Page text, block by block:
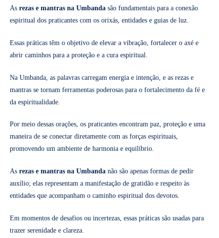
As rezas e mantras na Umbanda são fundamentais para a conexão
espiritual dos praticantes com os orixás, entidades e guias de luz.
Essas práticas têm o objetivo de elevar a vibração, fortalecer o axé e
abrir caminhos para a proteção e a cura espiritual.
Na Umbanda, as palavras carregam energia e intenção, e as rezas e
mantras se tornam ferramentas poderosas para o fortalecimento da fé e
da espiritualidade.
Por meio dessas orações, os praticantes encontram paz, proteção e uma
maneira de se conectar diretamente com as forças espirituais,
promovendo um ambiente de harmonia e equilíbrio.
As rezas e mantras na Umbanda não são apenas formas de pedir
auxílio; elas representam a manifestação de gratidão e respeito às
entidades que acompanham o caminho espiritual dos devotos.
Em momentos de desafios ou incertezas, essas práticas são usadas para
trazer serenidade e clareza.